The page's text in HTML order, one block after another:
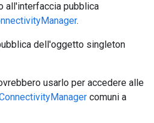
all'interfaccia pubblica
.
dell'oggetto singleton
usarlo per accedere alle
comuni a